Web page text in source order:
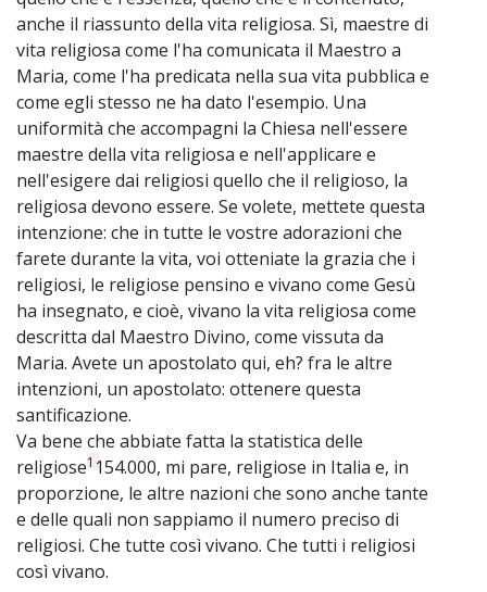
anche il riassunto della vita religiosa. Sì, maestre di
vita religiosa come l'ha comunicata il Maestro a
Maria, come l'ha predicata nella sua vita pubblica e
come egli stesso ne ha dato l'esempio. Una
uniformità che accompagni la Chiesa nell'essere
maestre della vita religiosa e nell'applicare e
nell'esigere dai religiosi quello che il religioso, la
religiosa devono essere. Se volete, mettete questa
intenzione: che in tutte le vostre adorazioni che
farete durante la vita, voi otteniate la grazia che i
religiosi, le religiose pensino e vivano come Gesù
ha insegnato, e cioè, vivano la vita religiosa come
descritta dal Maestro Divino, come vissuta da
Maria. Avete un apostolato qui, eh? fra le altre
intenzioni, un apostolato: ottenere questa
santificazione.
Va bene che abbiate fatta la statistica delle
religiose1 154.000, mi pare, religiose in Italia e, in
proporzione, le altre nazioni che sono anche tante
e delle quali non sappiamo il numero preciso di
religiosi. Che tutte così vivano. Che tutti i religiosi
così vivano.